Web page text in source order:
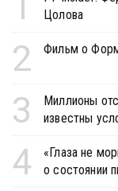
Цолова
2 Фильм о
3
Миллионы
известны
4
«Глаза не
о состоянии